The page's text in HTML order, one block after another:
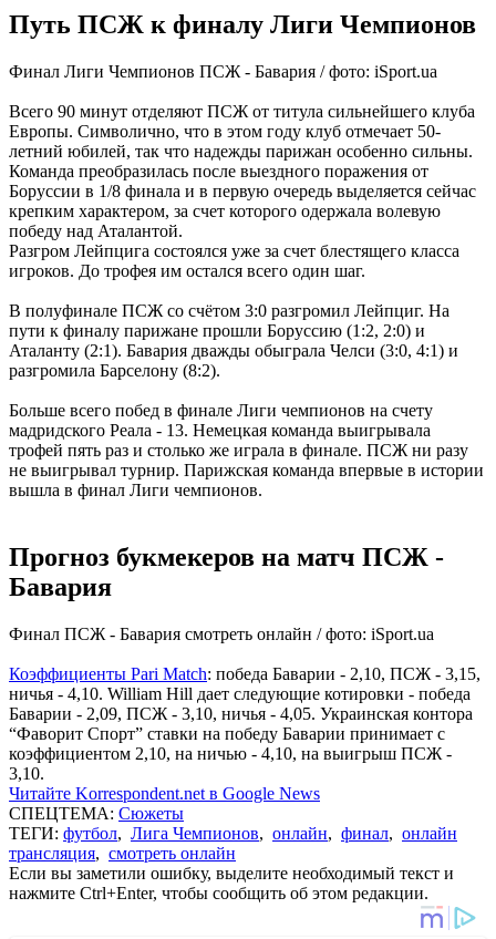
Путь ПСЖ к финалу Лиги Чемпионов
Финал Лиги Чемпионов ПСЖ - Бавария / фото: iSport.ua
Всего 90 минут отделяют ПСЖ от титула сильнейшего клуба
Европы. Символично, что в этом году клуб отмечает 50-
летний юбилей, так что надежды парижан особенно сильны.
Команда преобразилась после выездного поражения от
Боруссии в 1/8 финала и в первую очередь выделяется сейчас
крепким характером, за счет которого одержала волевую
победу над Аталантой.
Разгром Лейпцига состоялся уже за счет блестящего класса
игроков. До трофея им остался всего один шаг.
В полуфинале ПСЖ со счётом 3:0 разгромил Лейпциг. На
пути к финалу парижане прошли Боруссию (1:2, 2:0) и
Аталанту (2:1). Бавария дважды обыграла Челси (3:0, 4:1) и
разгромила Барселону (8:2).
Больше всего побед в финале Лиги чемпионов на счету
мадридского Реала - 13. Немецкая команда выигрывала
трофей пять раз и столько же играла в финале. ПСЖ ни разу
не выигрывал турнир. Парижская команда впервые в истории
вышла в финал Лиги чемпионов.
Прогноз букмекеров на матч ПСЖ -
Бавария
Финал ПСЖ - Бавария смотреть онлайн / фото: iSport.ua
Коэффициенты Pari Match: победа Баварии - 2,10, ПСЖ - 3,15,
ничья - 4,10. William Hill дает следующие котировки - победа
Баварии - 2,09, ПСЖ - 3,10, ничья - 4,05. Украинская контора
“Фаворит Спорт” ставки на победу Баварии принимает с
коэффициентом 2,10, на ничью - 4,10, на выигрыш ПСЖ -
3,10.
Читайте Korrespondent.net в Google News
СПЕЦТЕМА: Сюжеты
ТЕГИ: футбол, Лига Чемпионов, онлайн, финал, онлайн
трансляция, смотреть онлайн
Если вы заметили ошибку, выделите необходимый текст и
нажмите Ctrl+Enter, чтобы сообщить об этом редакции.